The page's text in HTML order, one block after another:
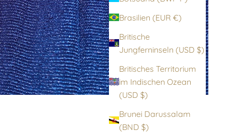
Brasilien (EUR €)
Britische
Jungferninseln (USD $)
Britisches Territorium
im Indischen Ozean
(USD $)
Brunei Darussalam
(BND $)